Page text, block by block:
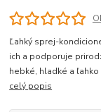
Ľahký sprej-
ich a podporuje
hebké, hladké a
celý popis